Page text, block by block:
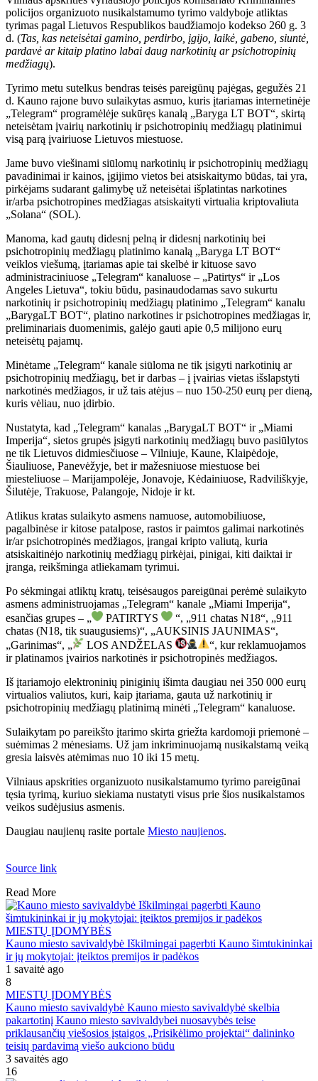
policijos organizuoto nusikalstamumo tyrimo valdyboje atliktas
tyrimas pagal Lietuvos Respublikos baudžiamojo kodekso 260 g. 3
d. (Tas, kas neteisėtai gamino, perdirbo, įgijo, laikė, gabeno, siuntė,
pardavė ar kitaip platino labai daug narkotinių ar psichotropinių
medžiagų).
Tyrimo metu sutelkus bendras teisės pareigūnų pajėgas, gegužės 21
d. Kauno rajone buvo sulaikytas asmuo, kuris įtariamas internetinėje
„Telegram“ programėlėje sukūręs kanalą „Baryga LT BOT“, skirtą
neteisėtam įvairių narkotinių ir psichotropinių medžiagų platinimui
visą parą įvairiuose Lietuvos miestuose.
Jame buvo viešinami siūlomų narkotinių ir psichotropinių medžiagų
pavadinimai ir kainos, įgijimo vietos bei atsiskaitymo būdas, tai yra,
pirkėjams sudarant galimybę už neteisėtai išplatintas narkotines
ir/arba psichotropines medžiagas atsiskaityti virtualia kriptovaliuta
„Solana“ (SOL).
Manoma, kad gautų didesnį pelną ir didesnį narkotinių bei
psichotropinių medžiagų platinimo kanalą „Baryga LT BOT“
veiklos viešumą, įtariamas apie tai skelbė ir kituose savo
administraciniuose „Telegram“ kanaluose – „Patirtys“ ir „Los
Angeles Lietuva“, tokiu būdu, pasinaudodamas savo sukurtu
narkotinių ir psichotropinių medžiagų platinimo „Telegram“ kanalu
„BarygaLT BOT“, platino narkotines ir psichotropines medžiagas ir,
preliminariais duomenimis, galėjo gauti apie 0,5 milijono eurų
neteisėtų pajamų.
Minėtame „Telegram“ kanale siūloma ne tik įsigyti narkotinių ar
psichotropinių medžiagų, bet ir darbas – į įvairias vietas išslapstyti
narkotinės medžiagos, ir už tais atėjus – nuo ​​150-250 eurų per dieną,
kuris vėliau, nuo įdirbio.
Nustatyta, kad „Telegram“ kanalas „BarygaLT BOT“ ir „Miami
Imperija“, sietos grupės įsigyti narkotinių medžiagų buvo pasiūlytos
ne tik Lietuvos didmiesčiuose – Vilniuje, Kaune, Klaipėdoje,
Šiauliuose, Panevėžyje, bet ir mažesniuose miestuose bei
miesteliuose – Marijampolėje, Jonavoje, Kėdainiuose, Radviliškyje,
Šilutėje, Trakuose, Palangoje, Nidoje ir kt.
Atlikus kratas sulaikyto asmens namuose, automobiliuose,
pagalbinėse ir kitose patalpose, rastos ir paimtos galimai narkotinės
ir/ar psichotropinės medžiagos, įrangai kripto valiutą, kuria
atsiskaitinėjo narkotinių medžiagų pirkėjai, pinigai, kiti daiktai ir
įranga, reikšminga atliekamam tyrimui.
Po sėkmingai atliktų kratų, teisėsaugos pareigūnai perėmė sulaikyto
asmens administruojamas „Telegram“ kanale „Miami Imperija“,
esančias grupes – „
PATIRTYS
“, „911 chatas N18“, „911
chatas (N18, tik suaugusiems)“, „AUKSINIS JAUNIMAS“,
„Garinimas“, „
LOS ANDŽELAS
“, kur reklamuojamos
ir platinamos įvairios narkotinės ir psichotropinės medžiagos.
Iš įtariamojo elektroninių piniginių išimta daugiau nei 350 000 eurų
virtualios valiutos, kuri, kaip įtariama, gauta už narkotinių ir
psichotropinių medžiagų platinimą minėti „Telegram“ kanaluose.
Sulaikytam po pareikšto įtarimo skirta griežta kardomoji priemonė –
suėmimas 2 mėnesiams. Už jam inkriminuojamą nusikalstamą veiką
gresia laisvės atėmimas nuo 10 iki 15 metų.
Vilniaus apskrities organizuoto nusikalstamumo tyrimo pareigūnai
tęsia tyrimą, kuriuo siekiama nustatyti visus prie šios nusikalstamos
veikos sudėjusius asmenis.
Daugiau naujienų rasite portale Miesto naujienos.
Source link
Read More
MIESTŲ ĮDOMYBĖS
Kauno miesto savivaldybė Iškilmingai pagerbti Kauno šimtukininkai
ir jų mokytojai: įteiktos premijos ir padėkos
1 savaitė ago
8
MIESTŲ ĮDOMYBĖS
Kauno miesto savivaldybė Kauno miesto savivaldybė skelbia
pakartotinį Kauno miesto savivaldybei nuosavybės teise
priklausančių viešosios įstaigos „Prisikėlimo projektai“ dalininko
teisių pardavimą viešo aukciono būdu
3 savaitės ago
16